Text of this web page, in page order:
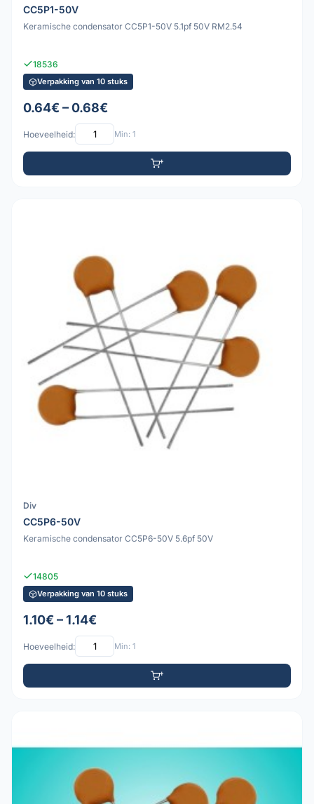
CC5P1-50V
Keramische condensator CC5P1-50V 5.1pf 50V RM2.54
18536
Verpakking van 10 stuks
0.64€ – 0.68€
Hoeveelheid: Min: 1
Div
CC5P6-50V
Keramische condensator CC5P6-50V 5.6pf 50V
14805
Verpakking van 10 stuks
1.10€ – 1.14€
Hoeveelheid: Min: 1